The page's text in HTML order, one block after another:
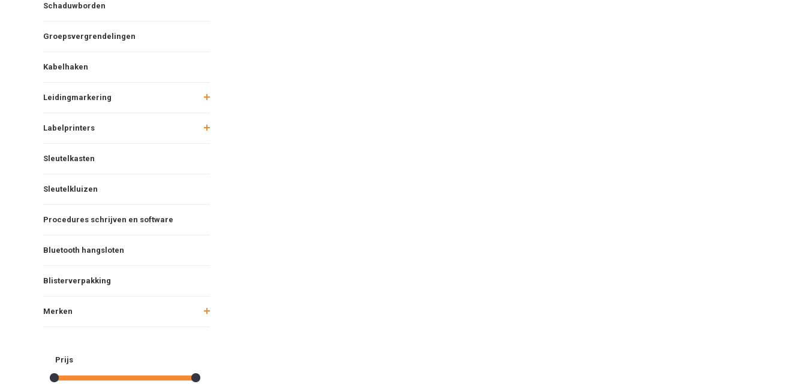
Schaduwborden
Groepsvergrendelingen
Kabelhaken
Leidingmarkering
Labelprinters
Sleutelkasten
Sleutelkluizen
Procedures schrijven en software
Bluetooth hangsloten
Blisterverpakking
Merken
Prijs